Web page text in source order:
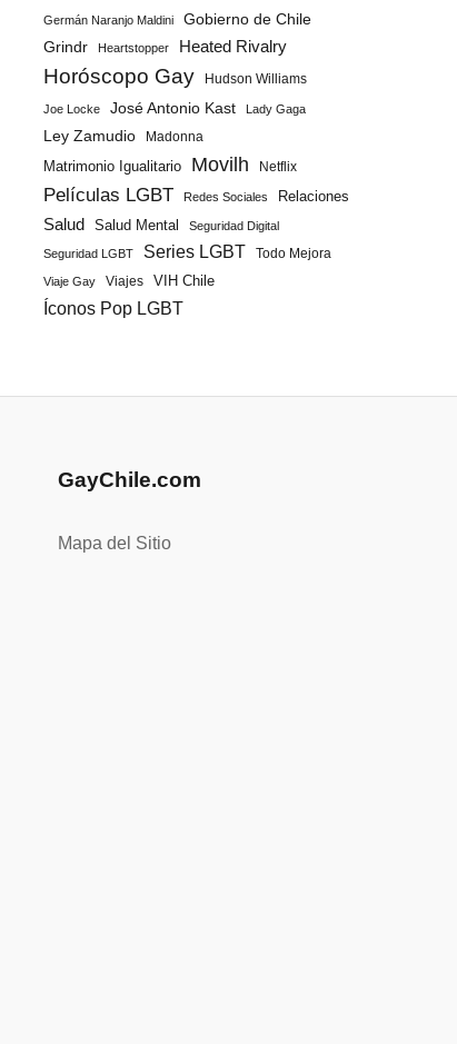
Germán Naranjo Maldini
Gobierno de Chile
Grindr
Heartstopper Heated Rivalry
Horóscopo Gay Hudson Williams
Joe Locke José Antonio Kast Lady Gaga
Ley Zamudio Madonna
Matrimonio Igualitario Movilh Netflix
Películas LGBT Redes Sociales Relaciones
Salud Salud Mental Seguridad Digital
Seguridad LGBT Series LGBT Todo Mejora
Viaje Gay Viajes VIH Chile
Íconos Pop LGBT
GayChile.com
Mapa del Sitio